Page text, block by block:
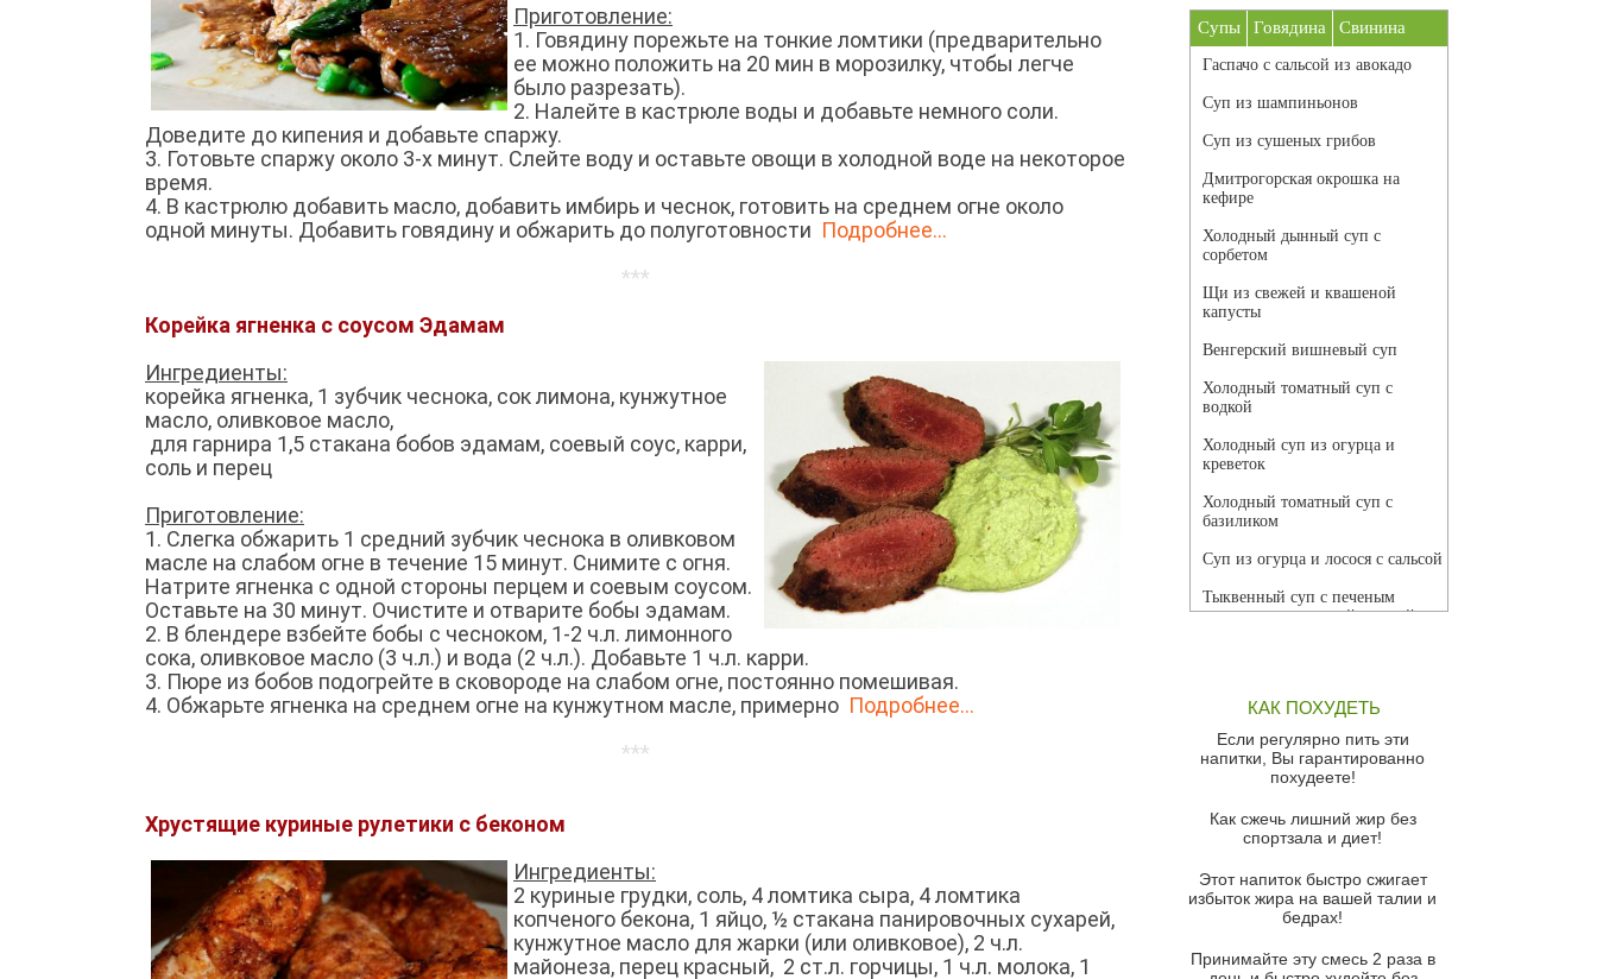
Приготовление:
1. Говядину порежьте на тонкие ломтики (предварительно
ее можно положить на 20 мин в морозилку, чтобы легче
было разрезать).
2. Налейте в кастрюле воды и добавьте немного соли.
Доведите до кипения и добавьте спаржу.
3. Готовьте спаржу около 3-х минут. Слейте воду и оставьте овощи в холодной воде на некоторое
время.
4. В кастрюлю добавить масло, добавить имбирь и чеснок, готовить на среднем огне около
одной минуты. Добавить говядину и обжарить до полуготовности Подробнее...
***
Корейка ягненка с соусом Эдамам
Ингредиенты:
корейка ягненка, 1 зубчик чеснока, сок лимона, кунжутное
масло, оливковое масло,
для гарнира 1,5 стакана бобов эдамам, соевый соус, карри,
соль и перец
Приготовление:
1. Слегка обжарить 1 средний зубчик чеснока в оливковом
масле на слабом огне в течение 15 минут. Снимите с огня.
Натрите ягненка с одной стороны перцем и соевым соусом.
Оставьте на 30 минут. Очистите и отварите бобы эдамам.
2. В блендере взбейте бобы с чесноком, 1-2 ч.л. лимонного
сока, оливковое масло (3 ч.л.) и вода (2 ч.л.). Добавьте 1 ч.л. карри.
3. Пюре из бобов подогрейте в сковороде на слабом огне, постоянно помешивая.
4. Обжарьте ягненка на среднем огне на кунжутном масле, примерно Подробнее...
***
Хрустящие куриные рулетики с беконом
Ингредиенты:
2 куриные грудки, соль, 4 ломтика сыра, 4 ломтика
копченого бекона, 1 яйцо, ½ стакана панировочных сухарей,
кунжутное масло для жарки (или оливковое), 2 ч.л.
майонеза, перец красный, 2 ст.л. горчицы, 1 ч.л. молока, 1
Супы Говядина Свинина
Гаспачо с сальсой из авокадо
Суп из шампиньонов
Суп из сушеных грибов
Дмитрогорская окрошка на
кефире
Холодный дынный суп с
сорбетом
Щи из свежей и квашеной
капусты
Венгерский вишневый суп
Холодный томатный суп с
водкой
Холодный суп из огурца и
креветок
Холодный томатный суп с
базиликом
Суп из огурца и лосося с сальсой
Тыквенный суп с печеным
чесноком и томатной сальсой
красного перца
Парижский луковый суп
Суп из спаржи и горошка с
Суп-крем из цветной капусты
Французский луковый суп
Суп из баклажанов с моцареллой
КАК ПОХУДЕТЬ
Если регулярно пить эти
напитки, Вы гарантированно
похудеете!
Как сжечь лишний жир без
спортзала и диет!
Этот напиток быстро сжигает
избыток жира на вашей талии и
бедрах!
Принимайте эту смесь 2 раза в